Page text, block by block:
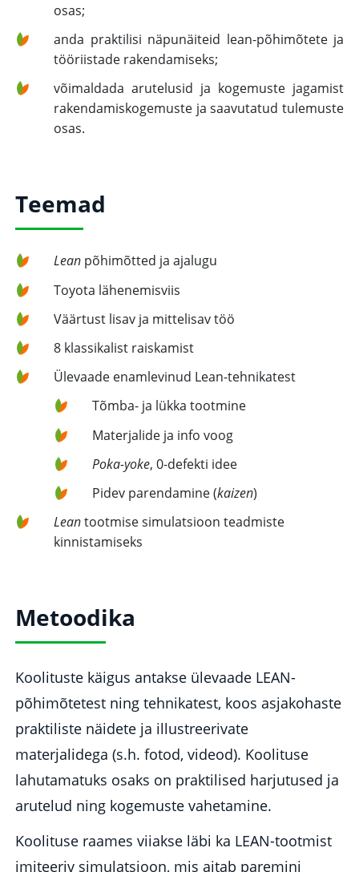
osas;
anda praktilisi näpunäiteid lean-põhimõtete ja
tööriistade rakendamiseks;
võimaldada arutelusid ja kogemuste jagamist
rakendamiskogemuste ja saavutatud tulemuste
osas.
Teemad
Lean põhimõtted ja ajalugu
Toyota lähenemisviis
Väärtust lisav ja mittelisav töö
8 klassikalist raiskamist
Ülevaade enamlevinud Lean-tehnikatest
Tõmba- ja lükka tootmine
Materjalide ja info voog
Poka-yoke, 0-defekti idee
Pidev parendamine (kaizen)
Leantootmise simulatsioon teadmiste
kinnistamiseks
Metoodika
Koolituste käigus antakse ülevaade LEAN-
põhimõtetest ning tehnikatest, koos asjakohaste
praktiliste näidete ja illustreerivate
materjalidega (s.h. fotod, videod). Koolituse
lahutamatuks osaks on praktilised harjutused ja
arutelud ning kogemuste vahetamine.
Koolituse raames viiakse läbi ka LEAN-tootmist
imiteeriv simulatsioon, mis aitab paremini